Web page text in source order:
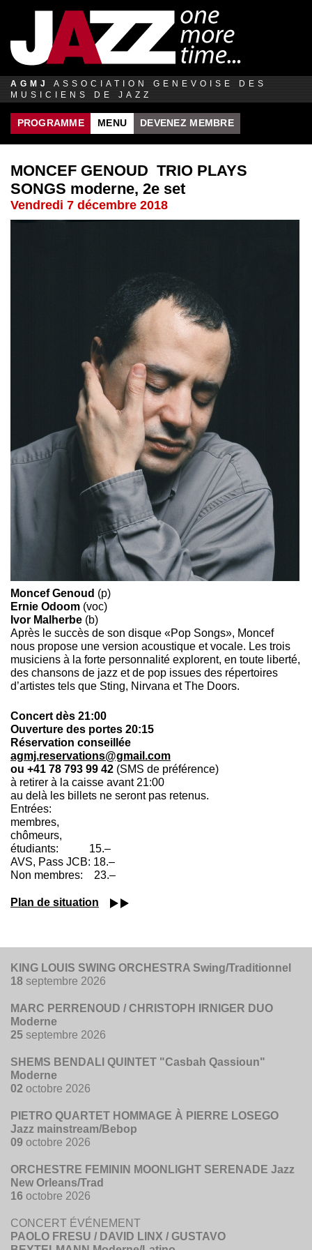
Jump to navigation
AGMJ
ASSOCIATION GENEVOISE DES
MUSICIENS DE JAZZ
PROGRAMME MENU DEVENEZ MEMBRE
MONCEF GENOUD TRIO PLAYS
SONGS moderne, 2e set
Vendredi 7 décembre 2018
Moncef Genoud (p)
Ernie Odoom (voc)
Ivor Malherbe (b)
Après le succès de son disque «Pop Songs», Moncef
nous propose une version acoustique et vocale. Les trois
musiciens à la forte personnalité explorent, en toute liberté,
des chansons de jazz et de pop issues des répertoires
d’artistes tels que Sting, Nirvana et The Doors.
Concert dès 21:00
Ouverture des portes 20:15
Réservation conseillée
agmj.reservations@gmail.com
ou +41 78 793 99 42 (SMS de préférence)
à retirer à la caisse avant 21:00
au delà les billets ne seront pas retenus.
Entrées:
membres,
chômeurs,
étudiants: 15.–
AVS, Pass JCB: 18.–
Non membres: 23.–
Plan de situation
KING LOUIS SWING ORCHESTRA Swing/Traditionnel
18 septembre 2026
MARC PERRENOUD / CHRISTOPH IRNIGER DUO
Moderne
25 septembre 2026
SHEMS BENDALI QUINTET "Casbah Qassioun"
Moderne
02 octobre 2026
PIETRO QUARTET HOMMAGE À PIERRE LOSEGO
Jazz mainstream/Bebop
09 octobre 2026
ORCHESTRE FEMININ MOONLIGHT SERENADE Jazz
New Orleans/Trad
16 octobre 2026
CONCERT ÉVÉNEMENT
PAOLO FRESU / DAVID LINX / GUSTAVO